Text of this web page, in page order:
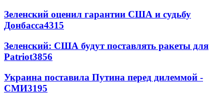
Зеленский оценил гарантии США и судьбу
Донбасса4315
Зеленский: США будут поставлять ракеты для
Patriot3856
Украина поставила Путина перед дилеммой -
СМИ3195